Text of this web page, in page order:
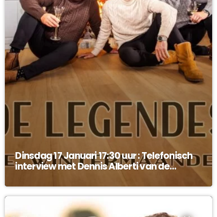
Dinsdag 17 Januari 17:30 uur : Telefonisch
interview met Dennis Alberti van de